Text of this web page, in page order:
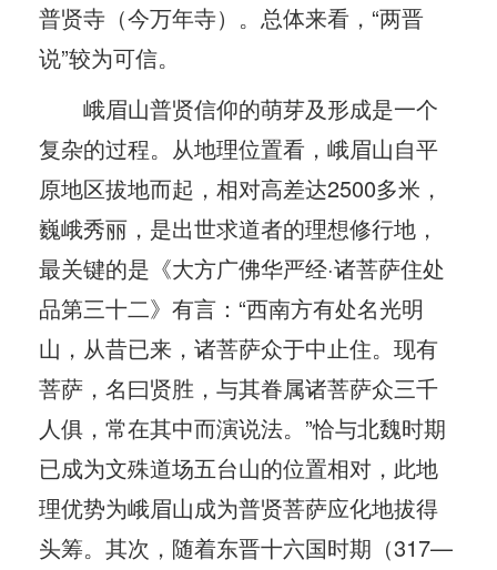
普贤寺（今万年寺）。总体来看，“两晋
说”较为可信。
峨眉山普贤信仰的萌芽及形成是一个
复杂的过程。从地理位置看，峨眉山自平
原地区拔地而起，相对高差达2500多米，
巍峨秀丽，是出世求道者的理想修行地，
最关键的是《大方广佛华严经·诸菩萨住处
品第三十二》有言：“西南方有处名光明
山，从昔已来，诸菩萨众于中止住。现有
菩萨，名曰贤胜，与其眷属诸菩萨众三千
人俱，常在其中而演说法。”恰与北魏时期
已成为文殊道场五台山的位置相对，此地
理优势为峨眉山成为普贤菩萨应化地拔得
头筹。其次，随着东晋十六国时期（317—